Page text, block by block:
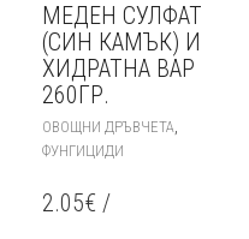
МЕДЕН СУЛФАТ
(СИН КАМЪК) И
ХИДРАТНА ВАР
260ГР.
ОВОЩНИ ДРЪВЧЕТА
ФУНГИЦИДИ
2.05€ /